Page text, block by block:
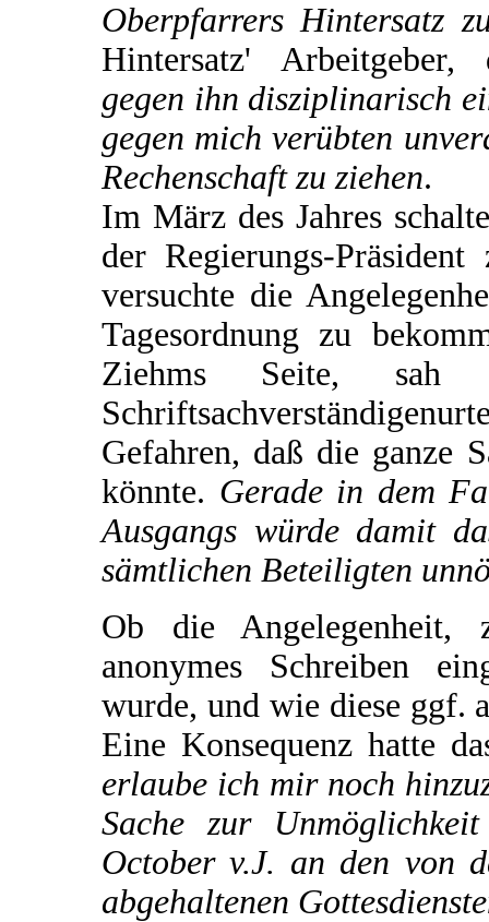
Oberpfarrers Hintersatz
Hintersatz'
gegen ihn disziplinarisch
gegen mich verübten
Rechenschaft zu ziehen.
Im März des Jahres
der Regierungs-
versuchte die
Tagesordnung zu
Ziehms Seite,
Gefahren, daß die ganze
könnte. Gerade in dem
Ausgangs würde damit
sämtlichen Beteiligten
Ob die Angelegenheit,
anonymes Schreiben
wurde, und wie diese ggf.
Eine Konsequenz hatte
erlaube ich mir noch
Sache zur
October v.J. an den von
abgehaltenen